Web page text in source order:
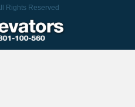
Rights Reserved